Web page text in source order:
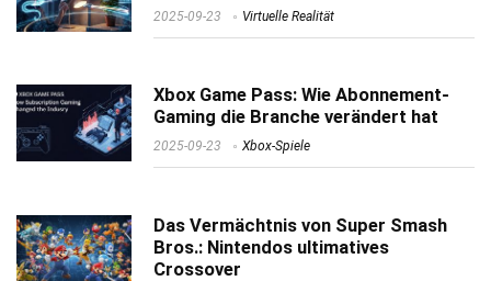
2025-09-23 Virtuelle Realität
Xbox Game Pass: Wie Abonnement-
Gaming die Branche verändert hat
2025-09-23 Xbox-Spiele
Das Vermächtnis von Super Smash
Bros.: Nintendos ultimatives
Crossover